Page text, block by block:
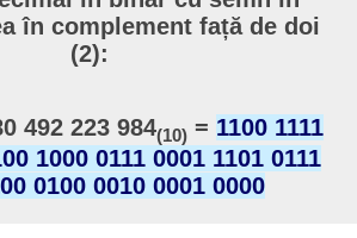
în complement față de doi
(2):
492 223 984(10) = 1100 1111
1000 0111 0001 1101 0111
0100 0010 0001 0000